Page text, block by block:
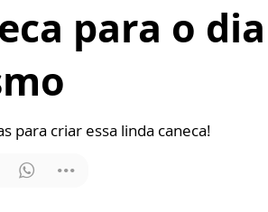
para o
para criar essa linda caneca!